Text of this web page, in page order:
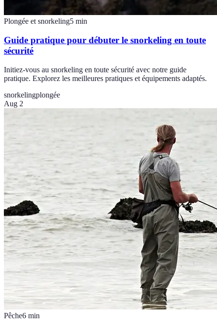
Plongée et snorkeling5 min
Guide pratique pour débuter le snorkeling en toute
sécurité
Initiez-vous au snorkeling en toute sécurité avec notre guide
pratique. Explorez les meilleures pratiques et équipements adaptés.
snorkelingplongée
Aug 2
Pêche6 min